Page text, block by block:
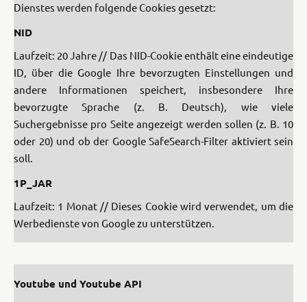
Dienstes werden folgende Cookies gesetzt:
NID
Laufzeit: 20 Jahre // Das NID-Cookie enthält eine eindeutige
ID, über die Google Ihre bevorzugten Einstellungen und
andere Informationen speichert, insbesondere Ihre
bevorzugte Sprache (z. B. Deutsch), wie viele
Suchergebnisse pro Seite angezeigt werden sollen (z. B. 10
oder 20) und ob der Google SafeSearch-Filter aktiviert sein
soll.
1P_JAR
Laufzeit: 1 Monat // Dieses Cookie wird verwendet, um die
Werbedienste von Google zu unterstützen.
Youtube und Youtube API